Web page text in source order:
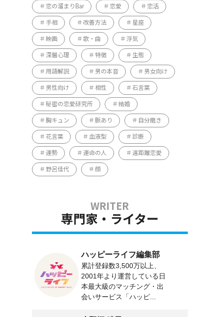
恋の溜まりBar 恋愛 恋活
手相 改善方法 星座
映画 歌・曲 浮気
深層心理 特徴 生態
用語解説 男の本音 男女向け
男性向け 相性 石言葉
秘密の恋愛研究所 結婚
胸キュン 脈あり 自分磨き
花言葉 血液型 診断
運勢 運命の人 遠距離恋愛
野呂佳代 顔
専門家・ライター
ハッピーライフ編集部
累計登録数3,500万以上、
2001年より運営している日
本最大級のマッチング・出
会いサービス「ハッピ...